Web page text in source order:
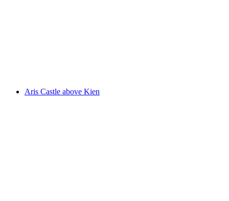
Aris Castle above Kien